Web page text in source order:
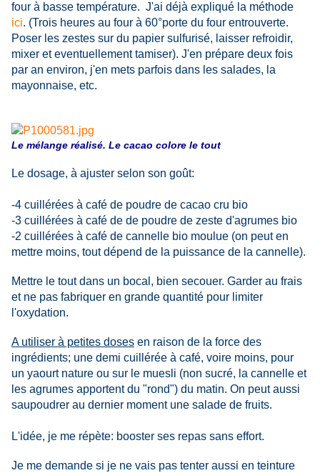
four à basse température. J'ai déjà expliqué la méthode
ici. (Trois heures au four à 60°porte du four entrouverte.
Poser les zestes sur du papier sulfurisé, laisser refroidir,
mixer et eventuellement tamiser). J'en prépare deux fois
par an environ, j'en mets parfois dans les salades, la
mayonnaise, etc.
Le mélange réalisé. Le cacao colore le tout
Le dosage, à ajuster selon son goût:
-4 cuillérées à café de poudre de cacao cru bio
-3 cuillérées à café de de poudre de zeste d'agrumes bio
-2 cuillérées à café de cannelle bio moulue (on peut en
mettre moins, tout dépend de la puissance de la cannelle).
Mettre le tout dans un bocal, bien secouer. Garder au frais
et ne pas fabriquer en grande quantité pour limiter
l'oxydation.
A utiliser à petites doses en raison de la force des
ingrédients; une demi cuillérée à café, voire moins, pour
un yaourt nature ou sur le muesli (non sucré, la cannelle et
les agrumes apportent du "rond") du matin. On peut aussi
saupoudrer au dernier moment une salade de fruits.
L'idée, je me répète: booster ses repas sans effort.
Je me demande si je ne vais pas tenter aussi en teinture